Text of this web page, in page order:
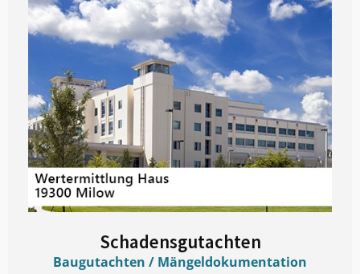
Schadensgutachten
Baugutachten / Mängeldokumentation